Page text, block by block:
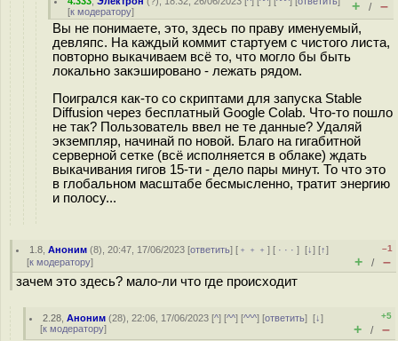
[к модератору] + / –
Вы не понимаете, это, здесь по праву именуемый,
девляпс. На каждый коммит стартуем с чистого листа,
повторно выкачиваем всё то, что могло бы быть
локально закэшировано - лежать рядом.
Поигрался как-то со скриптами для запуска Stable
Diffusion через бесплатный Google Colab. Что-то пошло
не так? Пользователь ввел не те данные? Удаляй
экземпляр, начинай по новой. Благо на гигабитной
серверной сетке (всё исполняется в облаке) ждать
выкачивания гигов 15-ти - дело пары минут. То что это
в глобальном масштабе бесмысленно, тратит энергию
и полосу...
1.8 ,Аноним (8), 20:47, 17/06/2023 [ответить] [ ﹢﹢﹢] [ · · ·][↓] [↑]
[к модератору]
–1
+ / –
зачем это здесь? мало-ли что где происходит
2.28 ,Аноним (28), 22:06, 17/06/2023 [^] [^^] [^^^] [ответить][↓]
[к модератору]
+5
+ / –